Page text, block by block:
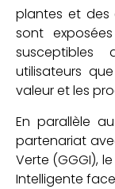
plantes et des
sont
utilisateurs
valeur et les
En parallèle
partenariat
Verte (GGGI),
Intelligente